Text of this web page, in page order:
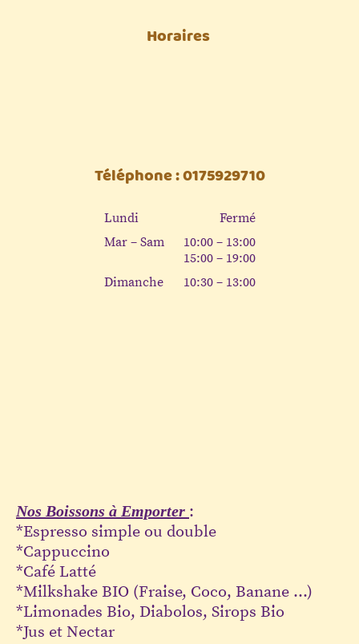
Horaires
Téléphone : 0175929710
Lundi
Fermé
Mar – Sam
10:00 – 13:00
15:00 – 19:00
Dimanche
10:30 – 13:00
Nos Boissons à Emporter :
*Espresso simple ou double
*Cappuccino
*Café Latté
*Milkshake BIO (Fraise, Coco, Banane ...)
*Limonades Bio, Diabolos, Sirops Bio
*Jus et Nectar